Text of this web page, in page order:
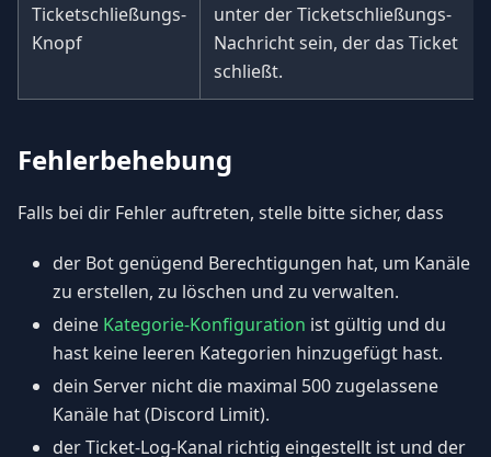
Ticketschließungs-
Knopf
unter der Ticketschließungs-
Nachricht sein, der das Ticket
schließt.
Fehlerbehebung
Falls bei dir Fehler auftreten, stelle bitte sicher, dass
der Bot genügend Berechtigungen hat, um Kanäle
zu erstellen, zu löschen und zu verwalten.
deine Kategorie-Konfiguration ist gültig und du
hast keine leeren Kategorien hinzugefügt hast.
dein Server nicht die maximal 500 zugelassene
Kanäle hat (Discord Limit).
der Ticket-Log-Kanal richtig eingestellt ist und der